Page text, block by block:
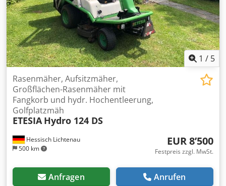
1 / 5
Hessisch Lichtenau
500 km
Rasenmäher, Aufsitzmäher,
Großflächen-Rasenmäher mit
Fangkorb und hydr. Hochentleerung,
Golfplatzmäh
ETESIA Hydro 124 DS
EUR 8’500
Festpreis zzgl. MwSt.
Anfragen Anrufen